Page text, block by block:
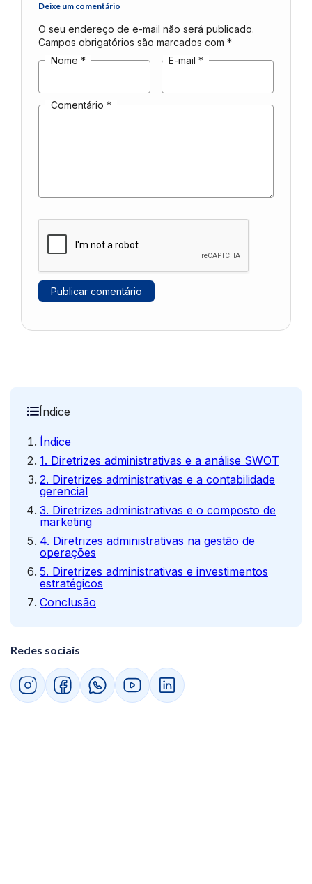
Deixe um comentário
O seu endereço de e-mail não será publicado.
Campos obrigatórios são marcados com *
Nome * E-mail *
Comentário *
Índice
Índice
1. Diretrizes administrativas e a análise SWOT
2. Diretrizes administrativas e a contabilidade
gerencial
3. Diretrizes administrativas e o composto de
marketing
4. Diretrizes administrativas na gestão de
operações
5. Diretrizes administrativas e investimentos
estratégicos
Conclusão
Redes sociais